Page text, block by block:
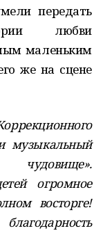
передать
любви
маленьким
же на сцене
музыкальный
огромное
восторге!